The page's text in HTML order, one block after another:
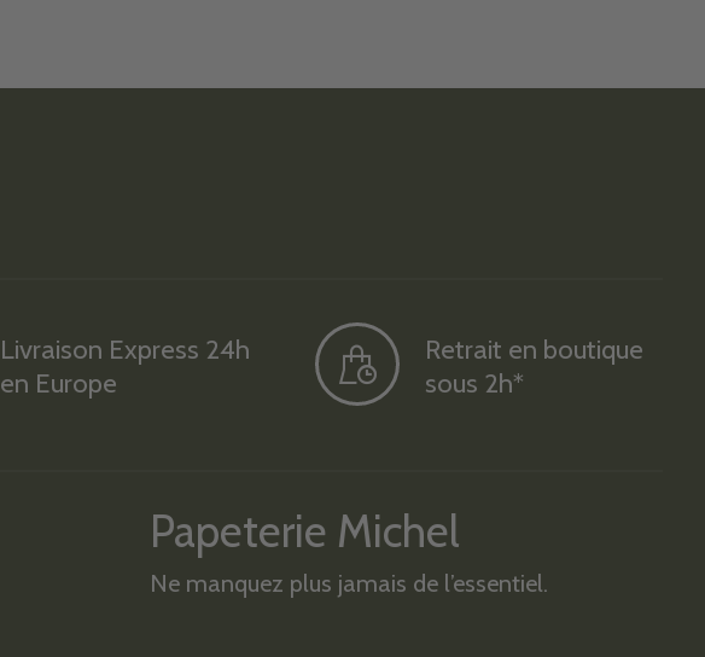
Livraison Express 24h
en Europe
Retrait en boutique
sous 2h*
Papeterie Michel
Ne manquez plus jamais de l’essentiel.